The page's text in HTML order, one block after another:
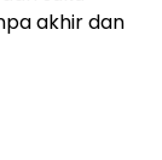
akhir dan